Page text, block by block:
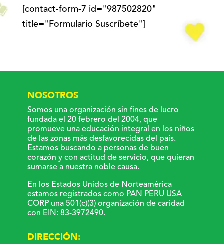
[contact-form-7 id="987502820"
title="Formulario Suscríbete"]
NOSOTROS
Somos una organización sin fines de lucro
fundada el 20 febrero del 2004, que
promueve una educación integral en los niños
de las zonas más desfavorecidas del país.
Estamos buscando a personas de buen
corazón y con actitud de servicio, que quieran
sumarse a nuestra noble causa.
En los Estados Unidos de Norteamérica
estamos registrados como PAN PERU USA
CORP una 501(c)(3) organización de caridad
con EIN: 83-3972490.
DIRECCIÓN: